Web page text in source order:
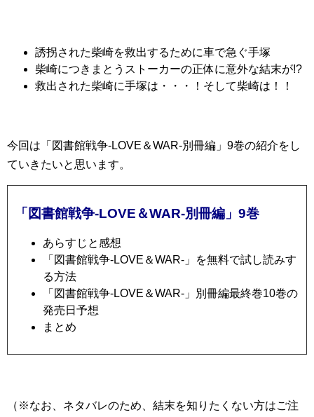
誘拐された柴崎を救出するために車で急ぐ手塚
柴崎につきまとうストーカーの正体に意外な結末が!?
救出された柴崎に手塚は・・・！そして柴崎は！！
今回は「図書館戦争-LOVE＆WAR-別冊編」9巻の紹介をし
ていきたいと思います。
「図書館戦争-LOVE＆WAR-別冊編」9巻
あらすじと感想
「図書館戦争-LOVE＆WAR-」を無料で試し読みす
る方法
「図書館戦争-LOVE＆WAR-」別冊編最終巻10巻の
発売日予想
まとめ
（※なお、ネタバレのため、結末を知りたくない方はご注